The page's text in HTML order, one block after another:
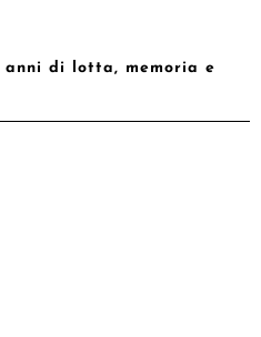
anni di lotta, memoria e